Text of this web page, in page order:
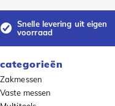
Snelle levering uit eigen
voorraad
categorieën
Zakmessen
Vaste messen